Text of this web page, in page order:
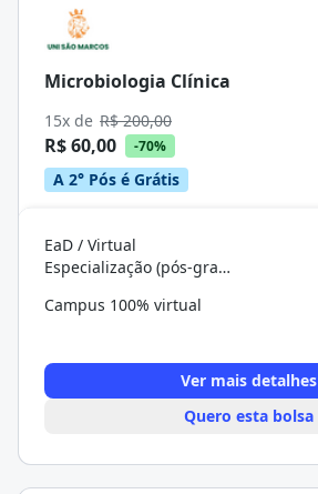
Microbiologia Clínica
15x de R$ 200,00
R$ 60,00 -70%
A 2° Pós é Grátis
EaD / Virtual
Especialização (pós-graduação)
Campus 100% virtual
Ver mais detalhes
Quero esta bolsa